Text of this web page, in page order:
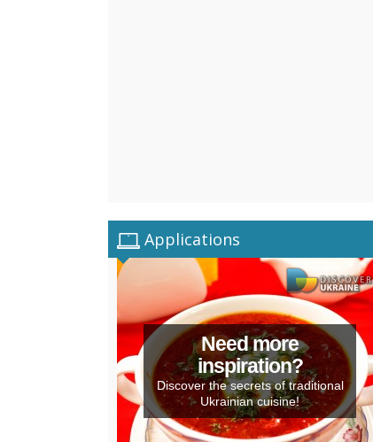
Applications
Need more
inspiration?
Discover the secrets of traditional
Ukrainian cuisine!